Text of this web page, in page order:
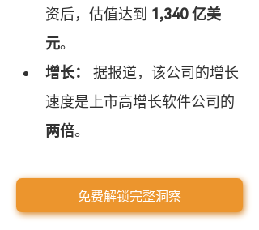
资后，估值达到 1,340 亿美
元。
增长：
据报道，该公司的增长
速度是上市高增长软件公司的
两倍。
免费解锁完整洞察